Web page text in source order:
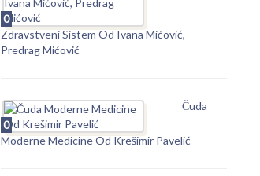
0
Zdravstveni Sistem Od Ivana Mićović,
Predrag Mićović
0
Čuda
Moderne Medicine Od Krešimir Pavelić